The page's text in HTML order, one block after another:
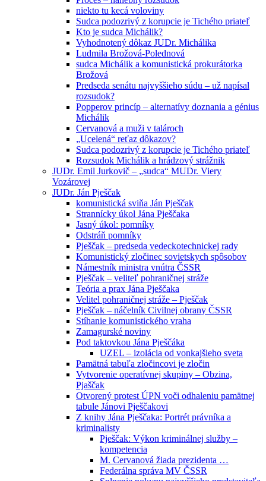
niekto tu kecá voloviny
Sudca podozrivý z korupcie je Tichého priateľ
Kto je sudca Michálik?
Vyhodnotený dôkaz JUDr. Michálika
Ludmila Brožová-Polednová
sudca Michálik a komunistická prokurátorka
Brožová
Predseda senátu najvyššieho súdu – už napísal
rozsudok?
Popperov princíp – alternatívy doznania a génius
Michálik
Cervanová a muži v talároch
„Ucelená“ reťaz dôkazov?
Sudca podozrivý z korupcie je Tichého priateľ
Rozsudok Michálik a hrádzový strážnik
JUDr. Emil Jurkovič – „sudca“ MUDr. Viery
Vozárovej
JUDr. Ján Pješčak
komunistická sviňa Ján Pješčak
Strannícky úkol Jána Pješčaka
Jasný úkol: pomníky
Odstráň pomníky
Pješčak – predseda vedeckotechnickej rady
Komunistický zločinec sovietskych spôsobov
Námestník ministra vnútra ČSSR
Pješčak – veliteľ pohraničnej stráže
Teória a prax Jána Pješčaka
Velitel pohraničnej stráže – Pješčak
Pješčak – náčelník Civilnej obrany ČSSR
Stíhanie komunistického vraha
Zamagurské noviny
Pod taktovkou Jána Pješčáka
UZEL – izolácia od vonkajšieho sveta
Pamätná tabuľa zločincovi je zločin
Vytvorenie operatívnej skupiny – Obzina,
Pjaščak
Otvorený protest ÚPN voči odhaleniu pamätnej
tabule Jánovi Pješčakovi
Z knihy Jána Pješčaka: Portrét právníka a
kriminalisty
Pješčak: Výkon kriminálnej služby –
kompetencia
M. Cervanová žiada prezidenta …
Federálna správa MV ČSSR